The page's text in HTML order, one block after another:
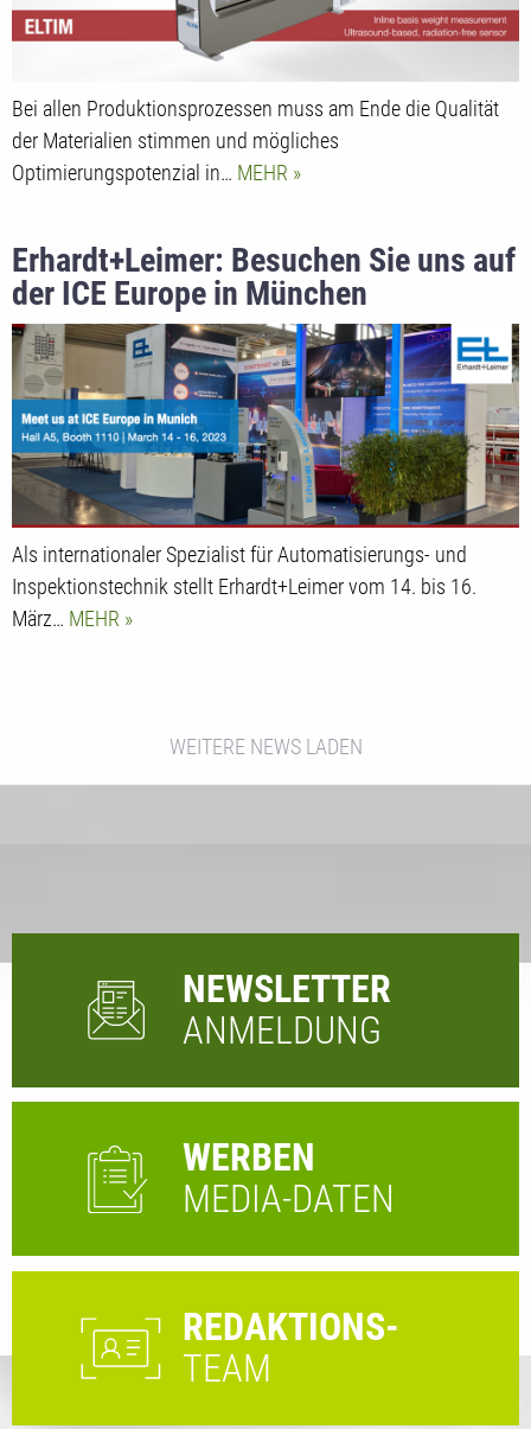
Bei allen Produktionsprozessen muss am Ende die Qualität
der Materialien stimmen und mögliches
Optimierungspotenzial in… MEHR
Erhardt+Leimer: Besuchen Sie uns auf
der ICE Europe in München
Als internationaler Spezialist für Automatisierungs- und
Inspektionstechnik stellt Erhardt+Leimer vom 14. bis 16.
März… MEHR
WEITERE NEWS LADEN
NEWSLETTER
ANMELDUNG
WERBEN
MEDIA-DATEN
REDAKTIONS-
TEAM